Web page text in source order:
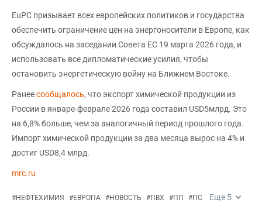
EuPC призывает всех европейских политиков и государства
обеспечить ограничение цен на энергоносители в Европе, как
обсуждалось на заседании Совета ЕС 19 марта 2026 года, и
использовать все дипломатические усилия, чтобы
остановить энергетическую войну на Ближнем Востоке.
Ранеесообщалось, что экспорт химической продукции из
России в январе-феврале 2026 года составил USD5млрд. Это
на 6,8% больше, чем за аналогичный период прошлого года.
Импорт химической продукции за два месяца вырос на 4% и
достиг USD8,4 млрд.
mrc.ru
#НЕФТЕХИМИЯ #ЕВРОПА #НОВОСТЬ #ПВХ #ПП #ПС Еще 5